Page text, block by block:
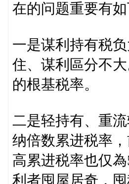
在的问题重要有如
一是谋利持有税
住、谋利區分不
的根基税率。
二是轻持有、重
纳倍数累进税率
高累进税率也仅
利者囤屋居奇，囤